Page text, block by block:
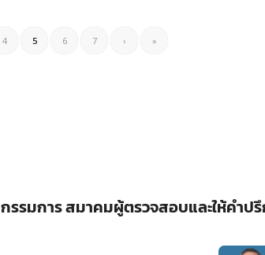
4 5 6 7 › »
กรรมการ สมาคมผู้ตรวจสอบและให้คำ